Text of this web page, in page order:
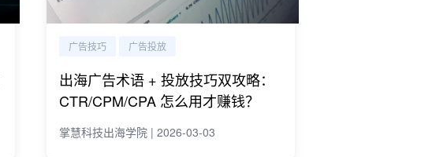
广告技巧 广告投放
出海广告术语 + 投放技巧双攻略：
CTR/CPM/CPA 怎么用才赚钱？
掌慧科技出海学院 | 2026-03-03